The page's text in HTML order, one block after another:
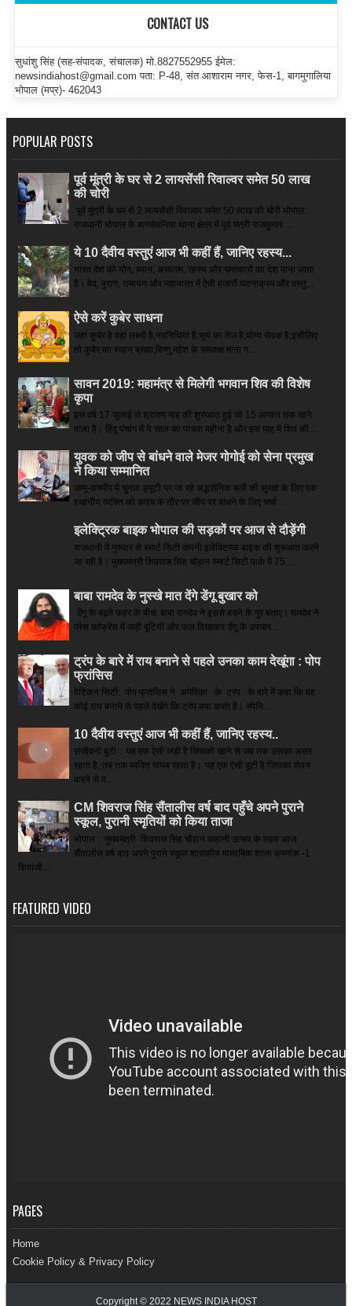
CONTACT US
सुधांशु सिंह (सह-संपादक, संचालक) मो.8827552955 ईमेल:
newsindiahost@gmail.com पता: P-48, संत आशाराम नगर, फेस-1, बागमुगालिया
भोपाल (मप्र)- 462043
POPULAR POSTS
पूर्व मूंत्री के घर से 2 लायसेंसी रिवाल्वर समेत 50 लाख
की चोरी
पूर्व मूंत्री के घर से 2 लायसेंसी रिवाल्वर समेत 50 लाख की चोरी भोपाल:
राजधानी भोपाल के बागसेवनिया थाना क्षेत्र में पूर्व मंत्री राजकुमार ...
ये 10 दैवीय वस्तुएं आज भी कहीं हैं, जानिए रहस्य...
भारत देश को योग, ध्यान, अध्यात्म, रहस्य और चमत्कारों का देश माना जाता
है। वेद, पुराण, रामायण और महाभारत में ऐसी हजारों घटनाक्रम और वस्तु...
ऐसे करें कुबेर साधना
जहां कुबेर है­ वहां लक्ष्मी है,नवनिधियां हैं,सूर्य का तेज है,योग्य सेवक है,इसीलिए
तो कुबेर का स्थान ब्रह्मा,विष्णु,महेश के समकक्ष माना ग...
सावन 2019: महामंत्र से मिलेगी भगवान शिव की विशेष
कृपा
इस वर्ष 17 जुलाई से श्रावण माह की शुरुआत हुई जो 15 अगस्त तक रहने
वाला है। हिंदू पंचांग में ये साल का पांचवा महीना है और इस माह में शिव की...
युवक को जीप से बांधने वाले मेजर गोगोई को सेना प्रमुख
ने किया सम्‍मानित
जम्मू-कश्मीर में चुनाव ड्यूटी पर जा रहे अद्धसैनिक बलों की सुरक्षा के लिए एक
स्थानीय व्यक्ति को कवच के तौर पर जीप पर बांधने के लिए चर्चा ...
इलेक्ट्रिक बाइक भोपाल की सड़कों पर आज से दौड़ेंगी
राजधानी में गुरुवार से स्मार्ट सिटी कंपनी इलेक्ट्रिक बाइक की शुरुआत करने
जा रही है। मुख्यमंत्री शिवराज सिंह चौहान स्मार्ट सिटी पार्क में 75 ...
बाबा रामदेव के नुस्खे मात देंगे डेंगू बुखार को
डेंगू के बढ़ते कहर के बीच बाबा रामदेव ने इससे बचने के गुर बताए। रामदेव ने
प्रेस कांफ्रेंस में जड़ी बूटियों और फल दिखाकर डेंगू के उपचार...
ट्रंप के बारे में राय बनाने से पहले उनका काम देखूंगा : पोप
फ्रांसिस
वेटिकन सिटी: पोप फ्रांसिस ने अमेरिका के ट्रंप के बारे में कहा कि वह
कोई राय बनाने से पहले देखेंगे कि ट्रंप क्या करते हैं। स्पेनि...
10 दैवीय वस्तुएं आज भी कहीं हैं, जानिए रहस्य..
संजीवनी बूटी : यह एक ऐसी जड़ी है जिसको खाने से जब तक उसका असर
रहता है, तब तक व्यक्ति गायब रहता है। यह एक ऐसी बूटी है जिसका सेवन
करने से व...
CM शिवराज सिंह सैंतालीस वर्ष बाद पहुँचे अपने पुराने
स्कूल, पुरानी स्मृतियों को किया ताजा
भोपाल : मुख्यमंत्री शिवराज सिंह चौहान कहानी उत्सव के तहत आज
सैंतालीस वर्ष बाद अपने पुराने स्कूल शासकीय माध्यमिक शाला क्रमांक -1
शिवाजी...
FEATURED VIDEO
PAGES
Home
Cookie Policy & Privacy Policy
Copyright © 2022 NEWS INDIA HOST